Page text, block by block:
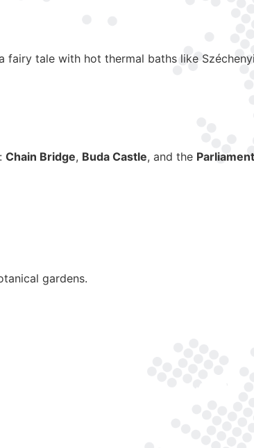
fairy tale with hot thermal baths like
Chain Bridge, Buda Castle, and the Parliament
gardens.